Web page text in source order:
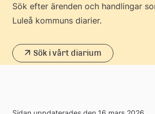
Sök efter ärenden och handlingar
Luleå kommuns diarier.
Sök i vårt diarium